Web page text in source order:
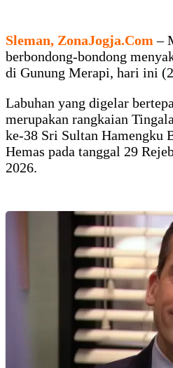
Sleman, ZonaJogja.Com –
berbondong-bondong
di Gunung Merapi, hari ini
Labuhan yang digelar
merupakan rangkaian
ke-38 Sri Sultan Hamengku
Hemas pada tanggal 29
2026.